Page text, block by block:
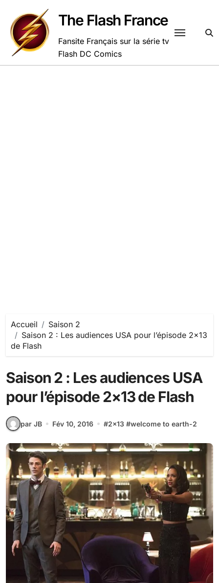
contenu
The Flash France
Fansite Français sur la série tv
Flash DC Comics
Accueil
Saison 2
Saison 2 : Les audiences USA pour l’épisode 2×13
de Flash
Saison 2 : Les audiences USA
pour l’épisode 2×13 de Flash
par JB Fév 10, 2016 #2x13 #welcome to earth-2